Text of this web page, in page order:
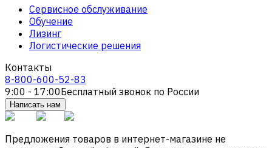
Сервисное обслуживание
Обучение
Лизинг
Логистические решения
Контакты
8-800-600-52-83
9:00 - 17:00Бесплатный звонок по России
Написать нам
Предложения товаров в интернет-магазине не